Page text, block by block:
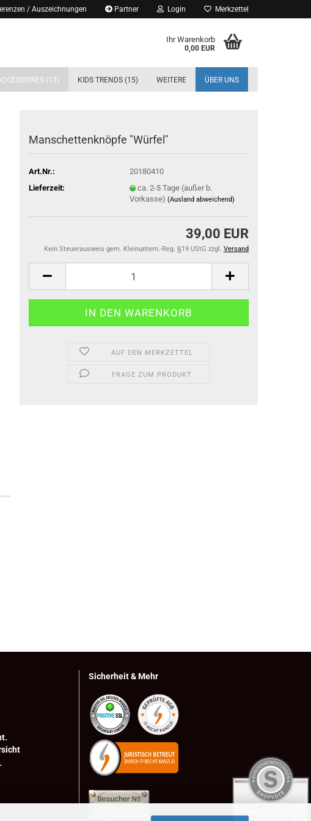
/ Auszeichnungen Partner Login Merkzettel
Ihr Warenkorb
0,00 EUR
(13) KIDS TRENDS (15) ÜBER UNS
WEITERE
Manschettenknöpfe "Würfel"
Art.Nr.:
20180410
Lieferzeit:
ca. 2-5 Tage (außer b.
Vorkasse) (Ausland abweichend)
39,00 EUR
Kein Steuerausweis gem. Kleinuntern.-Reg. §19 UStG zzgl. Versand
AUF DEN MERKZETTEL
FRAGE ZUM PRODUKT
Sicherheit & Mehr
SEHR GUT